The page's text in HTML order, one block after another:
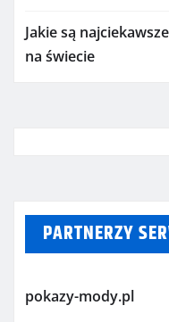
Jakie są
na świecie
PARTNERZY
pokazy-mody.pl